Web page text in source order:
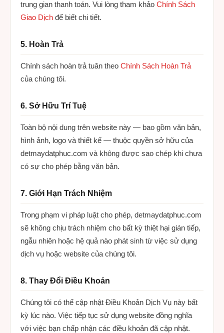
trung gian thanh toán. Vui lòng tham khảo Chính Sách
Giao Dịch để biết chi tiết.
5. Hoàn Trả
Chính sách hoàn trả tuân theo Chính Sách Hoàn Trả
của chúng tôi.
6. Sở Hữu Trí Tuệ
Toàn bộ nội dung trên website này — bao gồm văn bản,
hình ảnh, logo và thiết kế — thuộc quyền sở hữu của
detmaydatphuc.com và không được sao chép khi chưa
có sự cho phép bằng văn bản.
7. Giới Hạn Trách Nhiệm
Trong phạm vi pháp luật cho phép, detmaydatphuc.com
sẽ không chịu trách nhiệm cho bất kỳ thiệt hại gián tiếp,
ngẫu nhiên hoặc hệ quả nào phát sinh từ việc sử dụng
dịch vụ hoặc website của chúng tôi.
8. Thay Đổi Điều Khoản
Chúng tôi có thể cập nhật Điều Khoản Dịch Vụ này bất
kỳ lúc nào. Việc tiếp tục sử dụng website đồng nghĩa
với việc bạn chấp nhận các điều khoản đã cập nhật.